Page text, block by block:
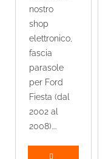
nostro
shop
elettronico,
fascia
parasole
per Ford
Fiesta (dal
2002 al
2008)....